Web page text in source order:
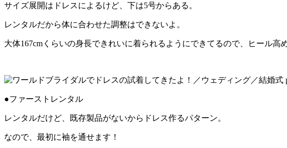
サイズ展開はドレスによるけど、下は5号からある。
レンタルだから体に合わせた調整はできないよ。
大体167cmくらいの身長できれいに着られるようにできてるので、ヒール高
●ファーストレンタル
レンタルだけど、既存製品がないからドレス作るパターン。
なので、最初に袖を通せます！